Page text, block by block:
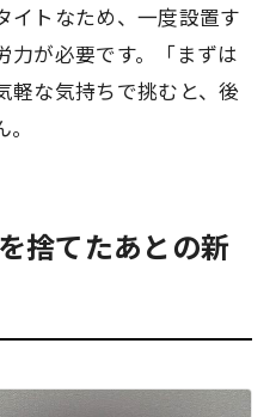
イトなため、一度設置す
力が必要です。「まずは
軽な気持ちで挑むと、後
捨てたあとの新